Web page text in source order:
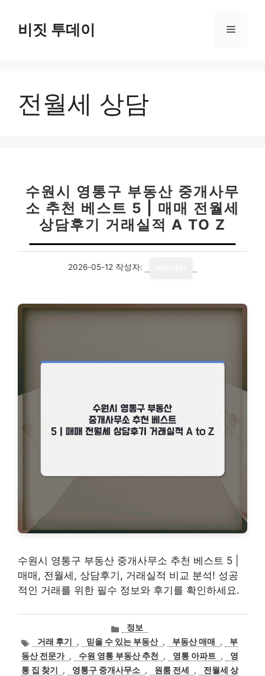
비짓 투데이 메
전월세 상담
수원시 영통구 부동산 중개사무
소 추천 베스트 5 | 매매 전월세
상담후기 거래실적 A TO Z
2026-05-12 작성자:
수원시 영통구 부동산 중개사무소 추천 베스트 5 |
매매, 전월세, 상담후기, 거래실적 비교 분석! 성공
적인 거래를 위한 필수 정보와 후기를 확인하세요.
카
테
고
리
정보
태
그
거래 후기 , 믿을 수 있는 부동산 , 부동산 매매 ,
부
동산 전문가 , 수원 영통 부동산 추천 , 영통 아파트 ,
영
통 집 찾기
, 영통구 중개사무소 , 원룸 전세 ,
전월세 상